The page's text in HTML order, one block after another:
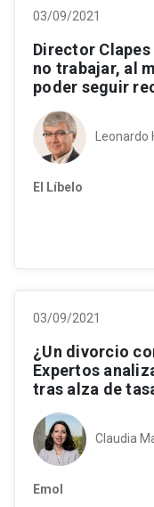
03/09/2021
Director Clapes
no trabajar, al
poder seguir
El Líbelo
03/09/2021
¿Un divorcio
Expertos
tras alza de
Claudia
Emol